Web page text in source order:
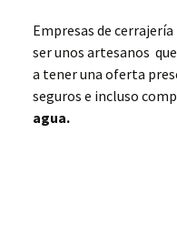
Cerrajero Aielo de
Cerrajero Alaquàs
Cerrajero Albaida
Empresas de
ser unos artesanos
a tener una oferta
seguros e incluso
agua.